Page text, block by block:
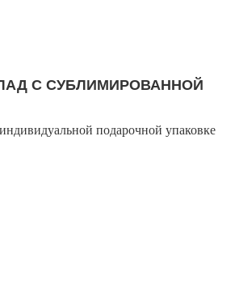
С СУБЛИМИРОВАННОЙ
подарочной упаковке